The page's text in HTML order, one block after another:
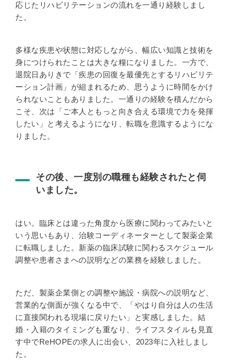
応じたリハビリテーションの流れを一通り経験しまし
た。
多様な疾患や状態に対応しながら、幅広い知識と技術を
身につけられたことは大きな糧になりました。一方で、
退院日ありきで「疾患の回復を最優先とするリハビリテ
ーション計画」が組まれるため、思うように時間をかけ
られないこともありました。一通りの経験を積んだから
こそ、次は「ご本人ともっと向き合える環境で力を発揮
したい」と考えるようになり、転職を意識するようにな
りました。
その後、一度別の職種も経験されたと伺
いました。
はい。臨床とは違った角度から医療に関わってみたいと
いう思いもあり、治験コーディネーターとして製薬企業
に転職しました。新薬の臨床試験に関わるスケジュール
調整や患者さまへの説明などの業務を経験しました。
ただ、製薬企業側との調整や施設・病院への説明など、
営業的な側面が強くなる中で、「やはり自分は人の生活
に直接関われる現場に戻りたい」と実感しました。結
婚・入籍のタイミングも重なり、ライフスタイルも見直
す中でReHOPEの求人に出会い、2023年に入社しまし
た。